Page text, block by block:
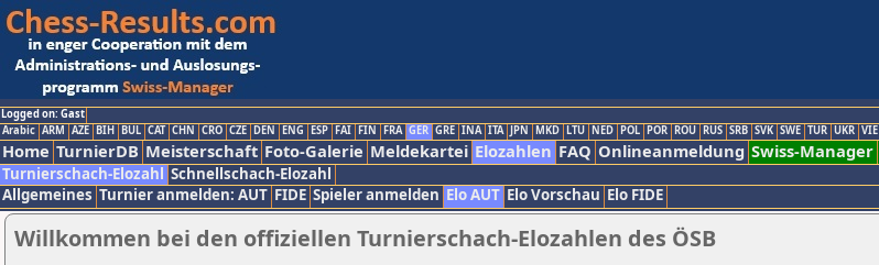
Logged on: Gast
Arabic ARM AZE BIH BUL CAT CHN CRO CZE DEN ENG ESP FAI FIN FRA GER GRE INA ITA JPN MKD LTU NED POL POR ROU RUS SRB SVK SWE TUR UKR VIE
Home TurnierDB Meisterschaft Foto-Galerie Meldekartei Elozahlen FAQ Onlineanmeldung Swiss-Manager
Turnierschach-Elozahl Schnellschach-Elozahl
Allgemeines Turnier anmelden: AUT FIDE Spieler anmelden Elo AUT Elo Vorschau Elo FIDE
Willkommen bei den offiziellen Turnierschach-Elozahlen des ÖSB